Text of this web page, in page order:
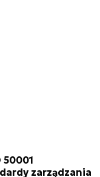
50001
zarządzania